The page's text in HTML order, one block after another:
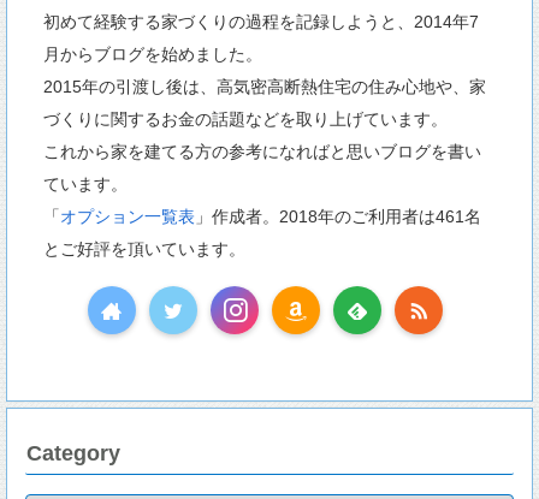
初めて経験する家づくりの過程を記録しようと、2014年7
月からブログを始めました。
2015年の引渡し後は、高気密高断熱住宅の住み心地や、家
づくりに関するお金の話題などを取り上げています。
これから家を建てる方の参考になればと思いブログを書い
ています。
「 オプション一覧表 」作成者。2018年のご利用者は461名
とご好評を頂いています。
Category